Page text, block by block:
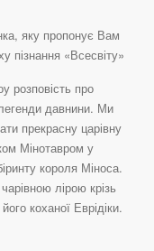
яку пропонує Вам
пізнання «Всесвіту»
розповість про
легенди давнини. Ми
прекрасну царівну
Мінотавром у
короля Міноса.
лірою крізь
коханої Еврідіки.